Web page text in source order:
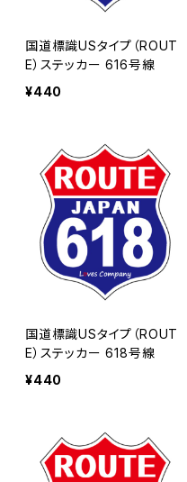
国道標識USタイプ（ROUT
E）ステッカー 616号線
¥440
国道標識USタイプ（ROUT
E）ステッカー 618号線
¥440